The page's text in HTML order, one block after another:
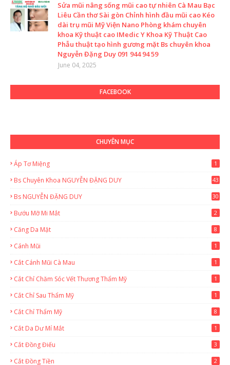
Sửa mũi nâng sống mũi cao tự nhiên Cà Mau Bạc
Liêu Cần thơ Sài gòn Chỉnh hình đầu mũi cao Kéo
dài trụ mũi Mỹ Viện Nano Phòng khám chuyên
khoa Kỹ thuật cao IMedic Y Khoa Kỹ Thuật Cao
Phẫu thuật tạo hình gương mặt Bs chuyên khoa
Nguyễn Đặng Duy 091 944 94 59
June 04, 2025
FACEBOOK
CHUYÊN MỤC
Áp Tơ Miệng 1
Bs Chuyên Khoa NGUYỄN ĐẶNG DUY
43
Bs NGUYỄN ĐẶNG DUY 30
Bướu Mỡ Mi Mắt 2
Căng Da Mặt 8
Cánh Mũi 1
Cắt Cánh Mũi Cà Mau 1
Cắt Chỉ Chăm Sóc Vết Thương Thẩm Mỹ 1
Cắt Chỉ Sau Thẩm Mỹ 1
Cắt Chỉ Thẩm Mỹ 8
Cắt Da Dư Mí Mắt 1
Cắt Đồng Điếu 3
Cắt Đồng Tiền 2